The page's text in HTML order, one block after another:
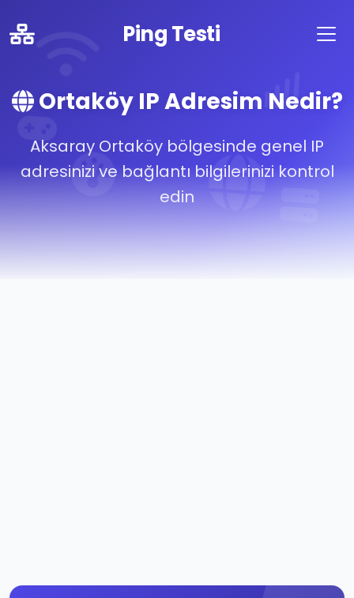
Ping Testi
Ortaköy IP Adresim Nedir?
Aksaray Ortaköy bölgesinde genel IP
adresinizi ve bağlantı bilgilerinizi kontrol
edin